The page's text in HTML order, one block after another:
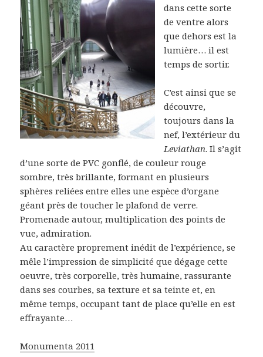
dans cette sorte
de ventre alors
que dehors est la
lumière… il est
temps de sortir.
C’est ainsi que se
découvre,
toujours dans la
nef, l’extérieur du
Leviathan. Il s’agit
d’une sorte de PVC gonflé, de couleur rouge
sombre, très brillante, formant en plusieurs
sphères reliées entre elles une espèce d’organe
géant près de toucher le plafond de verre.
Promenade autour, multiplication des points de
vue, admiration.
Au caractère proprement inédit de l’expérience, se
mêle l’impression de simplicité que dégage cette
oeuvre, très corporelle, très humaine, rassurante
dans ses courbes, sa texture et sa teinte et, en
même temps, occupant tant de place qu’elle en est
effrayante…
Monumenta 2011